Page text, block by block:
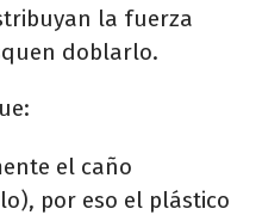
la fuerza
doblarlo.
el caño
por eso el plástico